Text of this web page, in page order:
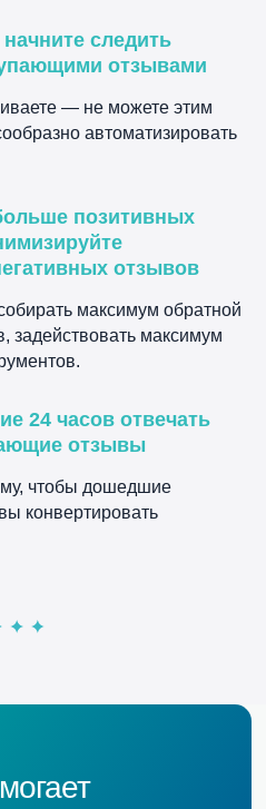
следить
отзывами
— не можете этим
автоматизировать
позитивных
отзывов
максимум обратной
задействовать максимум
24 часов отвечать
отзывы
чтобы дошедшие
конвертировать